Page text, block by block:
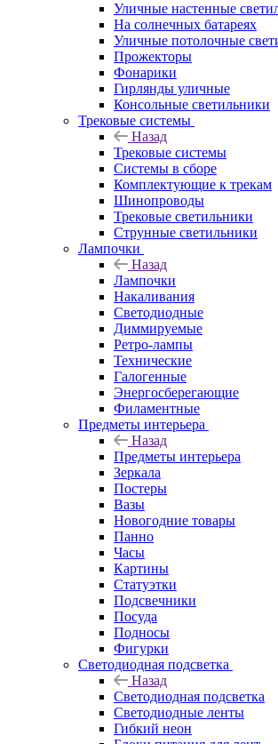
Уличные настенные
На солнечных батареях
Уличные потолочные
Прожекторы
Фонарики
Гирлянды уличные
Консольные светильники
Трековые системы
Назад
Трековые системы
Системы в сборе
Комплектующие к трекам
Шинопроводы
Трековые светильники
Струнные светильники
Лампочки
Назад
Лампочки
Накаливания
Светодиодные
Диммируемые
Ретро-лампы
Технические
Галогенные
Энергосберегающие
Филаментные
Предметы интерьера
Назад
Предметы интерьера
Зеркала
Постеры
Вазы
Новогодние товары
Панно
Часы
Картины
Статуэтки
Подсвечники
Посуда
Подносы
Фигурки
Светодиодная подсветка
Назад
Светодиодная подсветка
Светодиодные ленты
Гибкий неон